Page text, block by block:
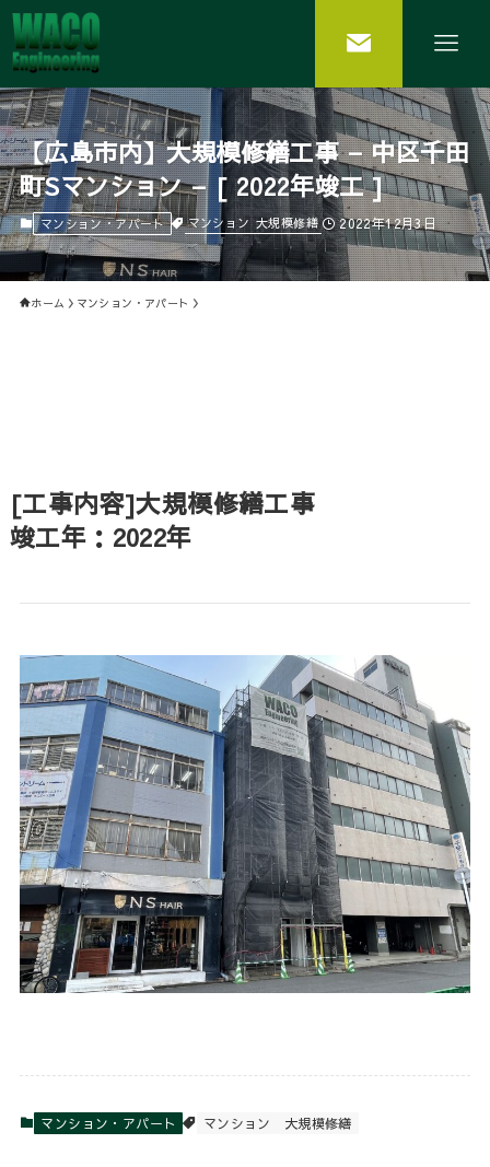
【広島市内】大規模修繕工事 – 中区千田
町Sマンション – [ 2022年竣工 ]
マンション・アパート マンション 大規模修繕 2022年12月3日
ホーム マンション・アパート
[工事内容]大規模修繕工事
竣工年：2022年
マンション・アパート マンション 大規模修繕